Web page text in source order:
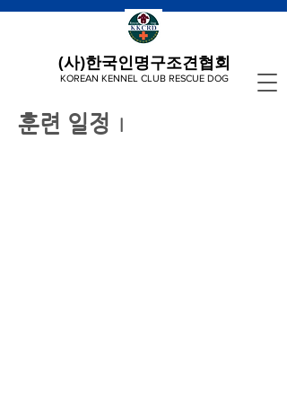
(사)한국인명구조견협회
KOREAN KENNEL CLUB RESCUE DOG
훈련 일정